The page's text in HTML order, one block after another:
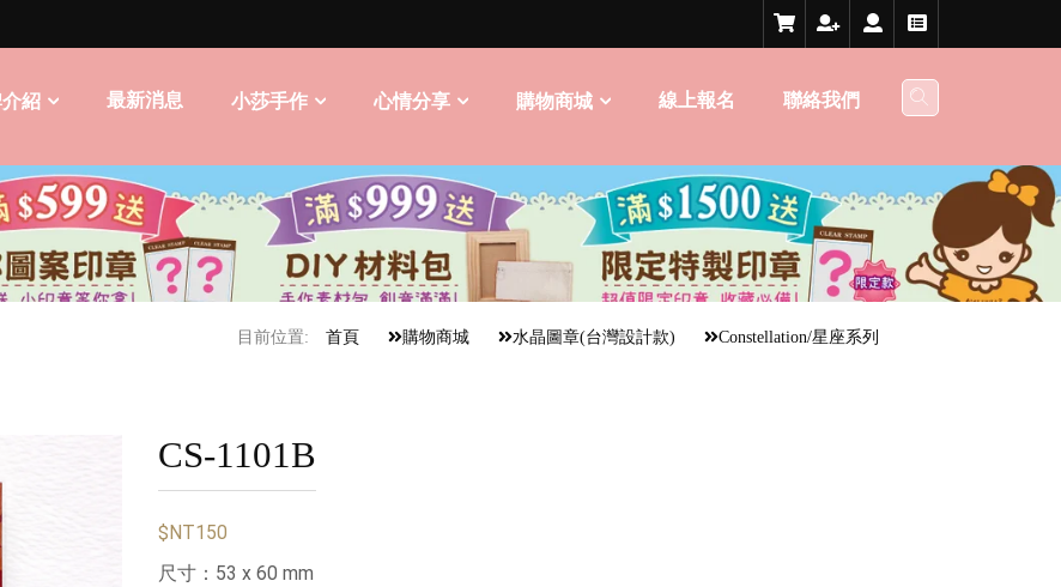
紹 最新消息 小莎手作 心情分享 購物商城 線上報名 聯絡我們
目前位置: 首頁 購物商城 水晶圖章(台灣設計款) Constellation/星座系列
CS-1101B
$NT150
尺寸：53 x 60 mm